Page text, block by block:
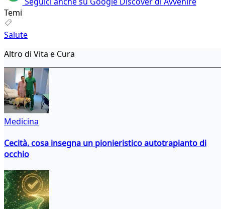
Temi
Salute
Altro di Vita e Cura
Medicina
Cecità, cosa insegna un pionieristico autotrapianto di
occhio